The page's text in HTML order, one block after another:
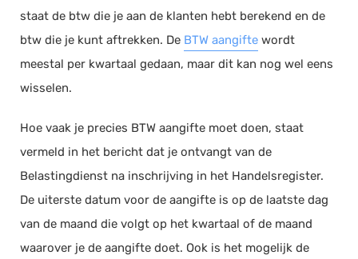
Urenregistratie
Offerte
Projectmanagement
Workflowmanagement
Planning
Werkbonnen
staat de btw die je aan de klanten hebt berekend en de
btw die je kunt aftrekken. De BTW aangifte wordt
meestal per kwartaal gedaan, maar dit kan nog wel eens
wisselen.
Hoe vaak je precies BTW aangifte moet doen, staat
vermeld in het bericht dat je ontvangt van de
Belastingdienst na inschrijving in het Handelsregister.
De uiterste datum voor de aangifte is op de laatste dag
van de maand die volgt op het kwartaal of de maand
waarover je de aangifte doet. Ook is het mogelijk de